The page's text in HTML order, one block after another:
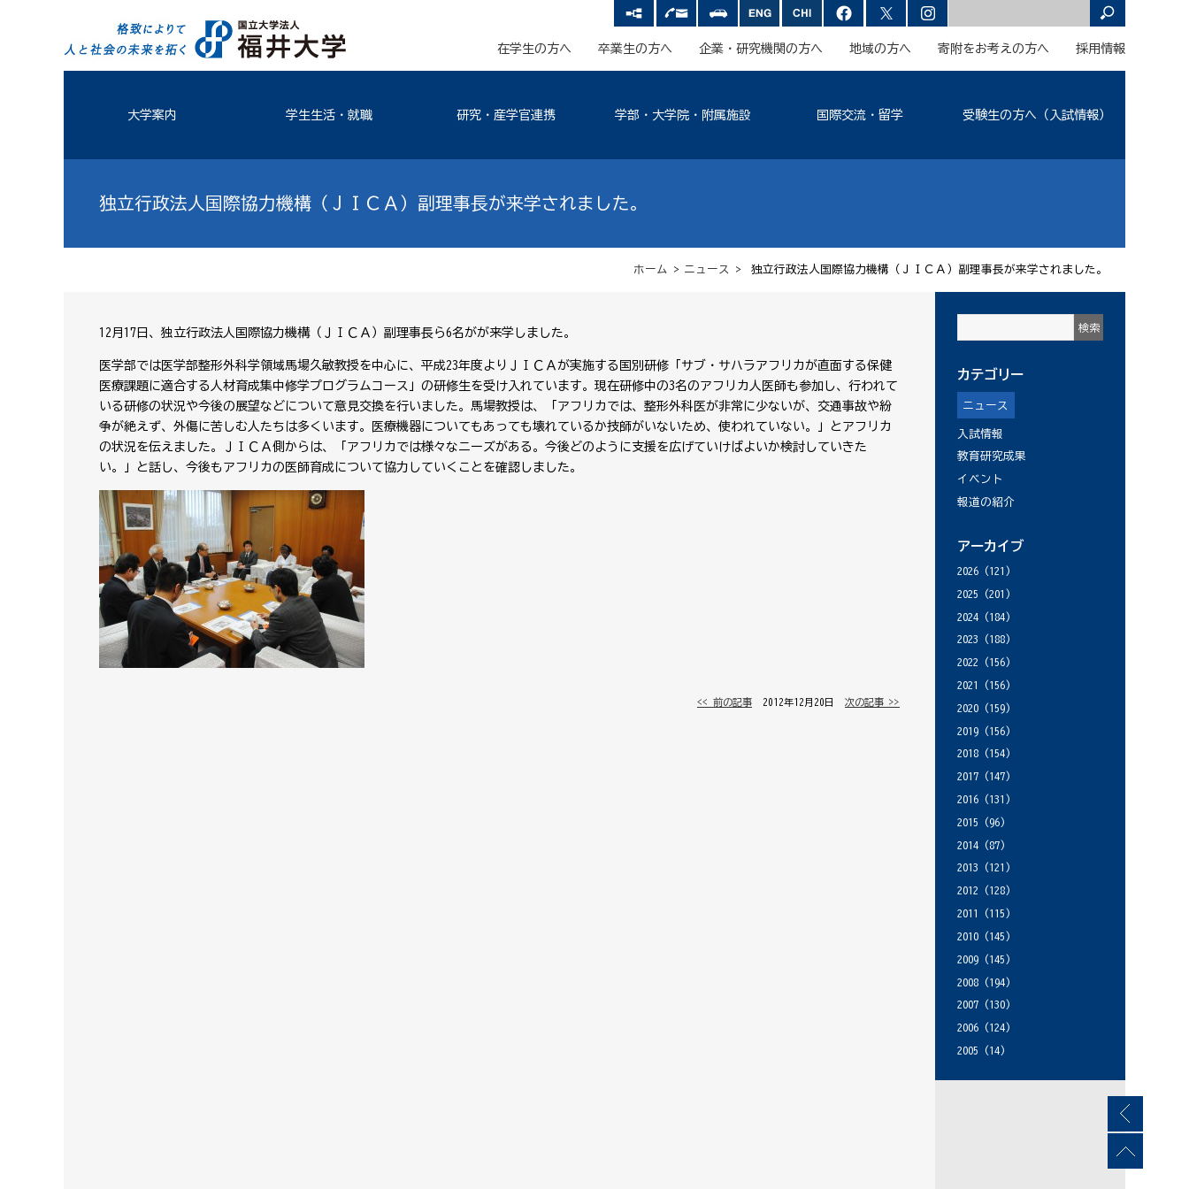
在学生の方へ 卒業生の方へ 企業・研究機関の方へ 地域の方へ 寄附をお考えの方へ 採用情報
大学案内 学生生活・就職 研究・産学官連携 学部・大学院・附属施設 国際交流・留学 受験生の方へ（入試情報）
独立行政法人国際協力機構（ＪＩＣＡ）副理事長が来学されました。
ホーム > ニュース > 独立行政法人国際協力機構（ＪＩＣＡ）副理事長が来学されました。
12月17日、独立行政法人国際協力機構（ＪＩＣＡ）副理事長ら6名がが来学しました。
医学部では医学部整形外科学領域馬場久敏教授を中心に、平成23年度よりＪＩＣＡが実施する国別研修「サブ・サハラアフリカが直面する保健
医療課題に適合する人材育成集中修学プログラムコース」の研修生を受け入れています。現在研修中の3名のアフリカ人医師も参加し、行われて
いる研修の状況や今後の展望などについて意見交換を行いました。馬場教授は、「アフリカでは、整形外科医が非常に少ないが、交通事故や紛
争が絶えず、外傷に苦しむ人たちは多くいます。医療機器についてもあっても壊れているか技師がいないため、使われていない。」とアフリカ
の状況を伝えました。ＪＩＣＡ側からは、「アフリカでは様々なニーズがある。今後どのように支援を広げていけばよいか検討していきた
い。」と話し、今後もアフリカの医師育成について協力していくことを確認しました。
<< 前の記事 │ 2012年12月20日 │ 次の記事 >>
カテゴリー
ニュース
入試情報
教育研究成果
イベント
報道の紹介
アーカイブ
2026 (121)
2025 (201)
2024 (184)
2023 (188)
2022 (156)
2021
(156)
2020 (159)
2019 (156)
2018 (154)
2017 (147)
2016 (131)
2015 (96)
2014 (87)
2013 (121)
2012 (128)
2011
(115)
2010 (145)
2009 (145)
2008 (194)
2007 (130)
2006 (124)
2005 (14)